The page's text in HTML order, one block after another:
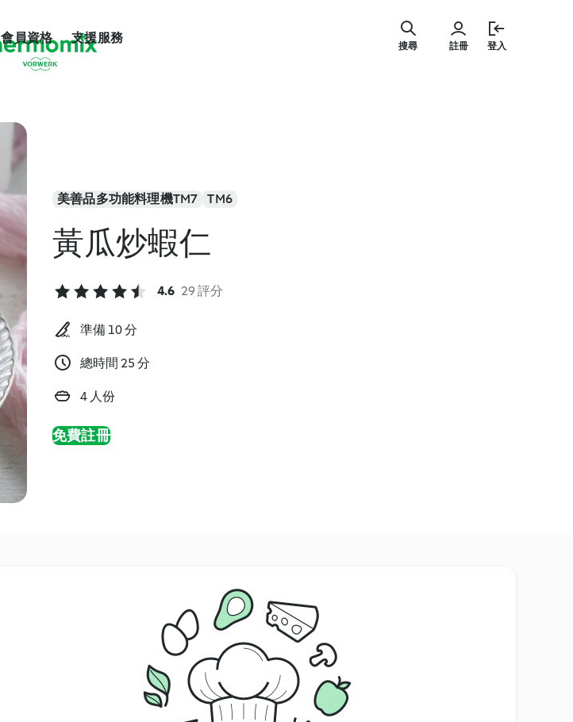
會員資格 支援服務
註冊 登入
搜尋
美善品多功能料理機TM7 TM6
黃瓜炒蝦仁
4.6 29 評分
準備 10 分
總時間 25 分
4 人份
免費註冊